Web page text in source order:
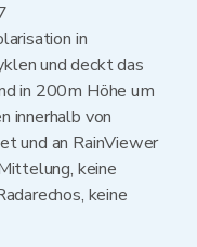
in
und deckt das
in 200m Höhe um
innerhalb von
und an RainViewer
keine
keine